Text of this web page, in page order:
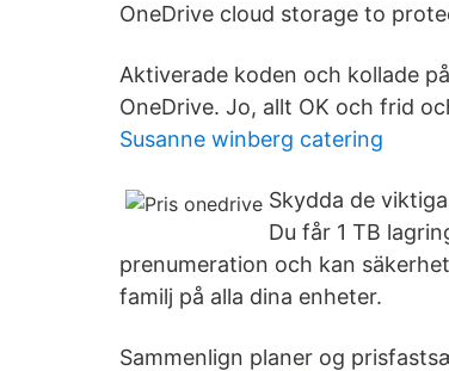
OneDrive cloud storage to
Aktiverade koden och kollade
OneDrive. Jo, allt OK och frid
Susanne winberg catering
Skydda de
Du får 1 TB
prenumeration och kan
familj på alla dina enheter.
Sammenlign planer og